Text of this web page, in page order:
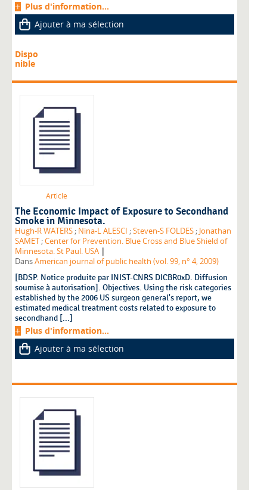
Plus d'information...
Ajouter à ma sélection
Dispo
nible
Article
The Economic Impact of Exposure to Secondhand
Smoke in Minnesota.
Hugh-R WATERS ; Nina-L ALESCI ;Steven-S FOLDES ; Jonathan
SAMET ;Center for Prevention. Blue Cross and Blue Shield of
Minnesota. St Paul. USA |
DansAmerican journal of public health (vol. 99, n° 4, 2009)
[BDSP. Notice produite par INIST-CNRS DICBR0xD. Diffusion
soumise à autorisation]. Objectives. Using the risk categories
established by the 2006 US surgeon general's report, we
estimated medical treatment costs related to exposure to
secondhand [...]
Plus d'information...
Ajouter à ma sélection